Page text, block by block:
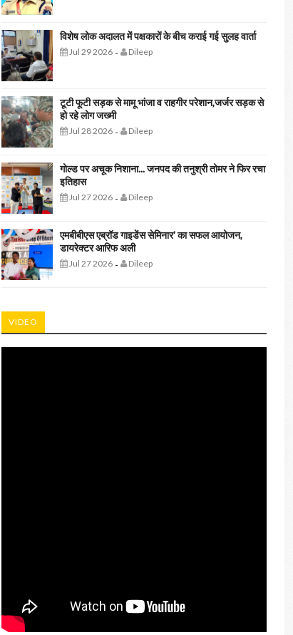
विशेष लोक अदालत में पक्षकारों के बीच कराई गई सुलह वार्ता
Jul 29 2026- Dileep
टूटी फूटी सड़क से मामू भांजा व राहगीर परेशान,जर्जर सड़क से
हो रहे लोग जख्मी
Jul 28 2026- Dileep
गोल्ड पर अचूक निशाना... जनपद की तनुश्री तोमर ने फिर रचा
इतिहास
Jul 27 2026- Dileep
एमबीबीएस एब्रॉड गाइडेंस सेमिनार' का सफल आयोजन,
डायरेक्टर आरिफ अली
Jul 27 2026- Dileep
VIDEO